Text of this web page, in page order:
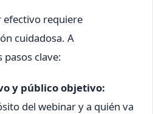
efectivo requiere
cuidadosa. A
clave:
y público objetivo:
del webinar y a quién va